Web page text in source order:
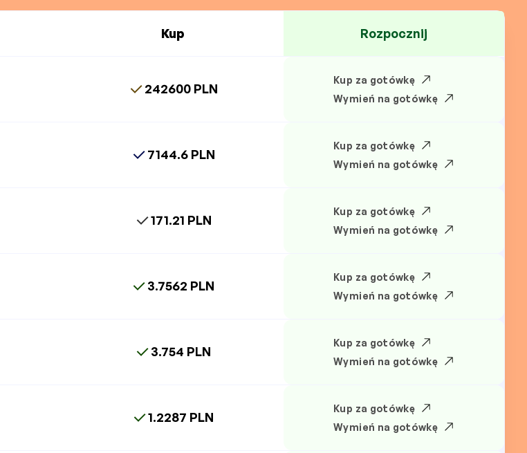
Kup Rozpocznij
242600 PLN
Kup za gotówkę
Wymień na gotówkę
7144.6 PLN
Kup za gotówkę
Wymień na gotówkę
171.21 PLN
Kup za gotówkę
Wymień na gotówkę
3.7562 PLN
Kup za gotówkę
Wymień na gotówkę
3.754 PLN
Kup za gotówkę
Wymień na gotówkę
1.2287 PLN
Kup za gotówkę
Wymień na gotówkę